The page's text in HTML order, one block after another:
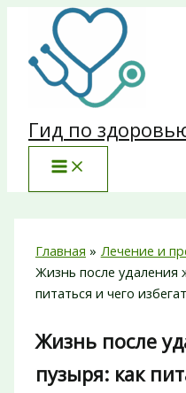
Перейти
содержимому
Гид по
Главная
Лечение и
Жизнь после удаления
питаться и чего
Жизнь после
пузыря: как